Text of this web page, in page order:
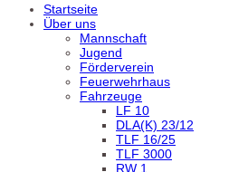
Startseite
Über uns
Mannschaft
Jugend
Förderverein
Feuerwehrhaus
Fahrzeuge
LF 10
DLA(K) 23/12
TLF 16/25
TLF 3000
RW 1